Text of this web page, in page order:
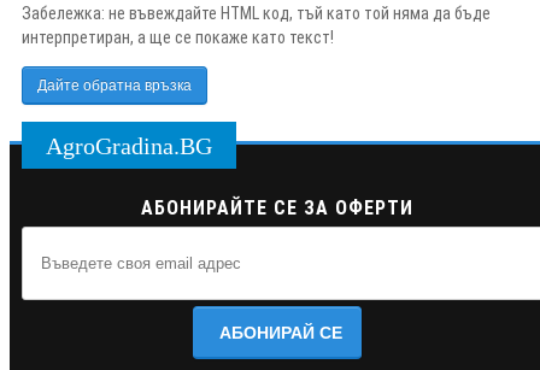
Забележка: не въвеждайте HTML код, тъй като той няма да бъде
интерпретиран, а ще се покаже като текст!
Дайте обратна връзка
AgroGradina.BG
АБОНИРАЙТЕ СЕ ЗА ОФЕРТИ
АБОНИРАЙ СЕ